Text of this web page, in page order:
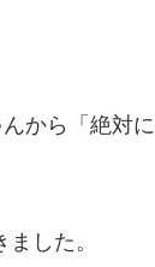
から「絶対
した。